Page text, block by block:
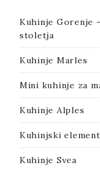
Kuhinje Gorenje
stoletja
Kuhinje Marles
Mini kuhinje za
Kuhinje Alples
Kuhinjski
Kuhinje Svea